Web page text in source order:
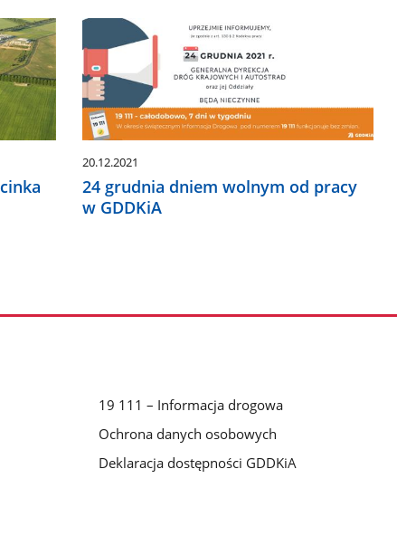
20.12.2021
24 grudnia dniem wolnym od pracy
w GDDKiA
19 111 – Informacja drogowa
Ochrona danych osobowych
Deklaracja dostępności GDDKiA